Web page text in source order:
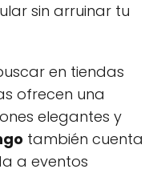
sin arruinar tu
en tiendas
ofrecen una
elegantes y
también cuenta
a eventos